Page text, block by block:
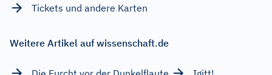
Tickets und andere Karten
Weitere Artikel auf wissenschaft.de